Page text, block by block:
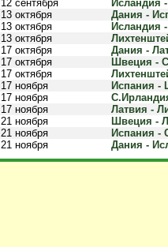
12 сентября
Исландия
13 октября
Дания -
13 октября
Исландия
13 октября
17 октября
Дания -
17 октября
Швеция -
17 октября
17 ноября
Испания -
17 ноября
17 ноября
Латвия -
21 ноября
Швеция -
21 ноября
Испания -
21 ноября
Дания -